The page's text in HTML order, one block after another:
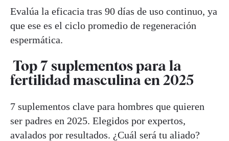
Evalúa la eficacia tras 90 días de uso continuo, ya
que ese es el ciclo promedio de regeneración
espermática.
Top 7 suplementos para la
fertilidad masculina en 2025
7 suplementos clave para hombres que quieren
ser padres en 2025. Elegidos por expertos,
avalados por resultados. ¿Cuál será tu aliado?